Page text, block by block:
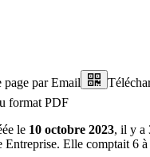
page par Email
format PDF
le 10 octobre 2023, il y a
Entreprise. Elle comptait 6 à